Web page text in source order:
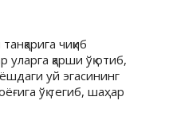
чиқиб
қарши ўқ отиб,
уй эгасининг
ўқ тегиб, шаҳар